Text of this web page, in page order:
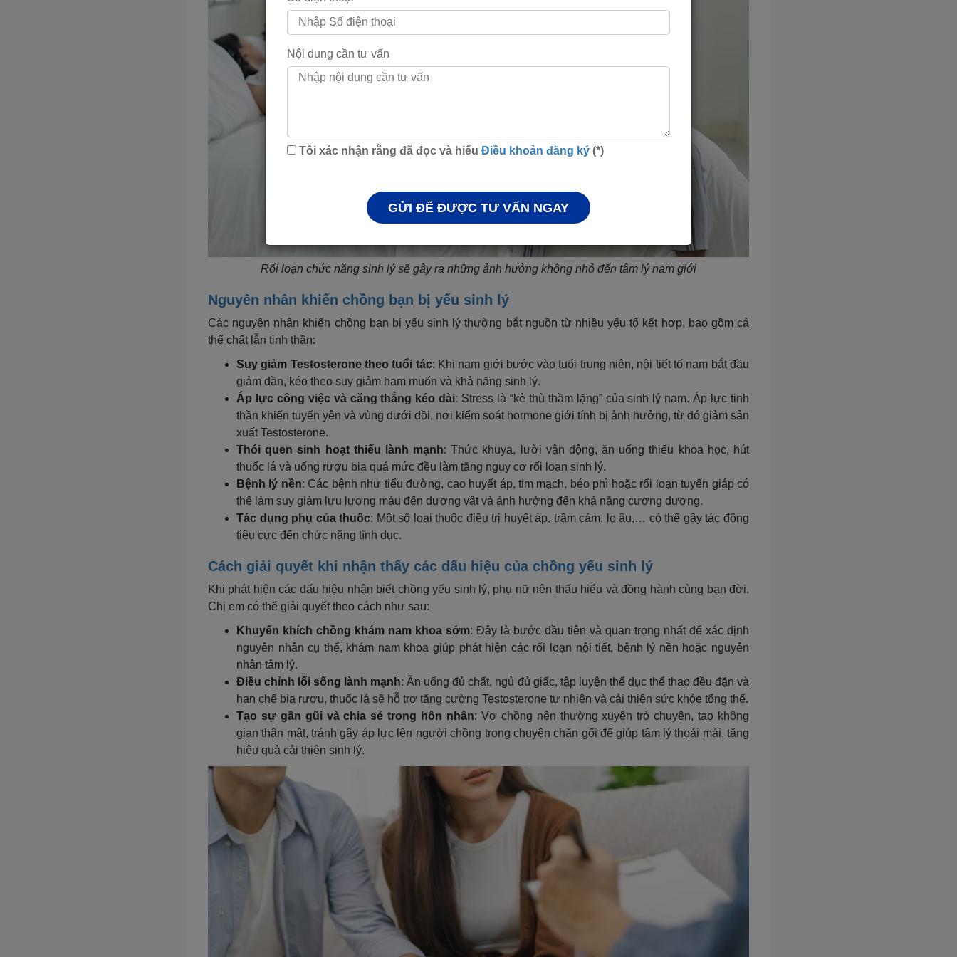
Rối loạn chức năng sinh lý sẽ gây ra những ảnh hưởng không nhỏ đến tâm lý nam giới
Nguyên nhân khiến chồng bạn bị yếu sinh lý
Các nguyên nhân khiến chồng bạn bị yếu sinh lý thường bắt nguồn từ nhiều yếu tố kết hợp, bao gồm cả
thể chất lẫn tinh thần:
Suy giảm Testosterone theo tuổi tác: Khi nam giới bước vào tuổi trung niên, nội tiết tố nam bắt đầu
giảm dần, kéo theo suy giảm ham muốn và khả năng sinh lý.
Áp lực công việc và căng thẳng kéo dài: Stress là “kẻ thù thầm lặng” của sinh lý nam. Áp lực tinh
thần khiến tuyến yên và vùng dưới đồi, nơi kiểm soát hormone giới tính bị ảnh hưởng, từ đó giảm sản
xuất Testosterone.
Thói quen sinh hoạt thiếu lành mạnh: Thức khuya, lười vận động, ăn uống thiếu khoa học, hút
thuốc lá và uống rượu bia quá mức đều làm tăng nguy cơ rối loạn sinh lý.
Bệnh lý nền: Các bệnh như tiểu đường, cao huyết áp, tim mạch, béo phì hoặc rối loạn tuyến giáp có
thể làm suy giảm lưu lượng máu đến dương vật và ảnh hưởng đến khả năng cương dương.
Tác dụng phụ của thuốc: Một số loại thuốc điều trị huyết áp, trầm cảm, lo âu,… có thể gây tác động
tiêu cực đến chức năng tình dục.
Cách giải quyết khi nhận thấy các dấu hiệu của chồng yếu sinh lý
Khi phát hiện các dấu hiệu nhận biết chồng yếu sinh lý, phụ nữ nên thấu hiểu và đồng hành cùng bạn đời.
Chị em có thể giải quyết theo cách như sau:
Khuyến khích chồng khám nam khoa sớm: Đây là bước đầu tiên và quan trọng nhất để xác định
nguyên nhân cụ thể, khám nam khoa giúp phát hiện các rối loạn nội tiết, bệnh lý nền hoặc nguyên
nhân tâm lý.
Điều chỉnh lối sống lành mạnh: Ăn uống đủ chất, ngủ đủ giấc, tập luyện thể dục thể thao đều đặn và
hạn chế bia rượu, thuốc lá sẽ hỗ trợ tăng cường Testosterone tự nhiên và cải thiện sức khỏe tổng thể.
Tạo sự gần gũi và chia sẻ trong hôn nhân: Vợ chồng nên thường xuyên trò chuyện, tạo không
gian thân mật, tránh gây áp lực lên người chồng trong chuyện chăn gối để giúp tâm lý thoải mái, tăng
hiệu quả cải thiện sinh lý.
Nội dung cần tư vấn
Tôi xác nhận rằng đã đọc và hiểu Điều khoản đăng ký (*)
GỬI ĐỂ ĐƯỢC TƯ VẤN NGAY